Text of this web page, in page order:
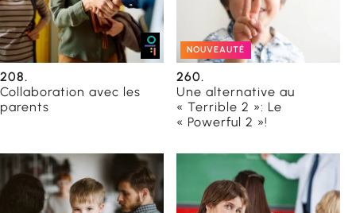
208.
Collaboration avec les
parents
NOUVEAUTÉ
260.
Une alternative au
« Terrible 2 »: Le
« Powerful 2 »!